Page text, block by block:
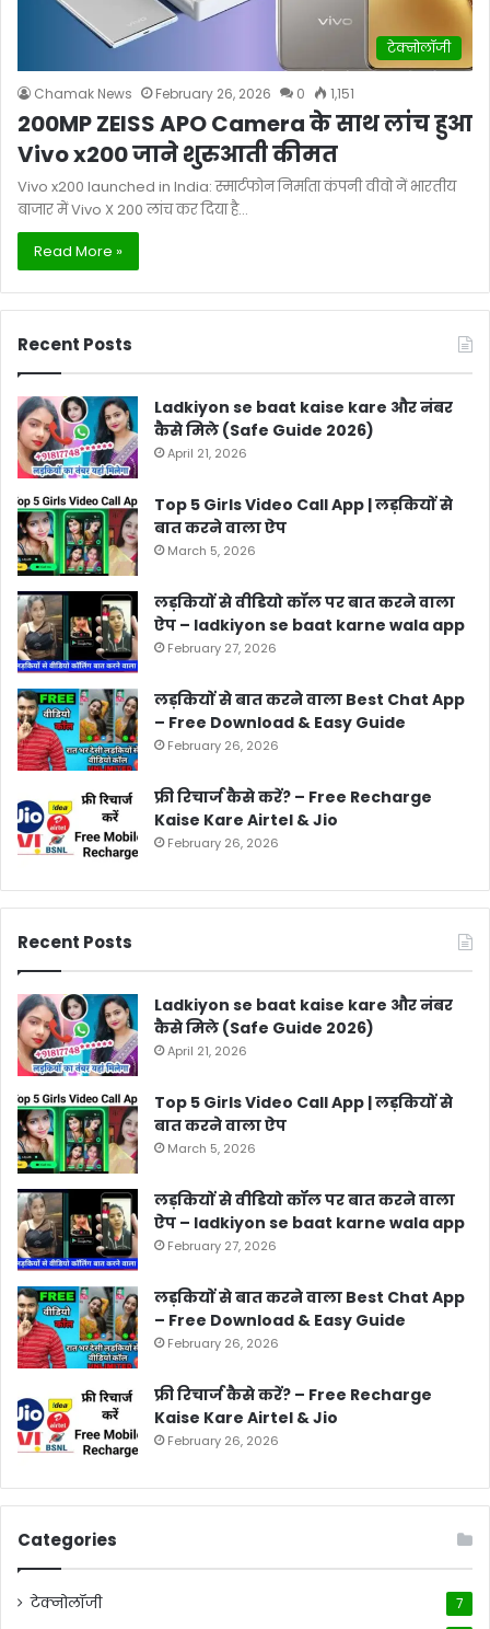
टेक्नोलॉजी
Chamak News February 26, 2026 0 1,151
200MP ZEISS APO Camera के साथ लांच हुआ
Vivo x200 जाने शुरुआती कीमत
Vivo x200 launched in India: स्मार्टफोन निर्माता कंपनी वीवो नें भारतीय
बाजार में Vivo X 200 लांच कर दिया है…
Read More »
Recent Posts
Ladkiyon se baat kaise kare और नंबर
कैसे मिले (Safe Guide 2026)
April 21, 2026
Top 5 Girls Video Call App | लड़कियों से
बात करने वाला ऐप
March 5, 2026
लड़कियों से वीडियो कॉल पर बात करने वाला
ऐप – ladkiyon se baat karne wala app
February 27, 2026
लड़कियों से बात करने वाला Best Chat App
– Free Download & Easy Guide
February 26, 2026
फ्री रिचार्ज कैसे करें? – Free Recharge
Kaise Kare Airtel & Jio
February 26, 2026
Recent Posts
Ladkiyon se baat kaise kare और नंबर
कैसे मिले (Safe Guide 2026)
April 21, 2026
Top 5 Girls Video Call App | लड़कियों से
बात करने वाला ऐप
March 5, 2026
लड़कियों से वीडियो कॉल पर बात करने वाला
ऐप – ladkiyon se baat karne wala app
February 27, 2026
लड़कियों से बात करने वाला Best Chat App
– Free Download & Easy Guide
February 26, 2026
फ्री रिचार्ज कैसे करें? – Free Recharge
Kaise Kare Airtel & Jio
February 26, 2026
Categories
टेक्नोलॉजी 7